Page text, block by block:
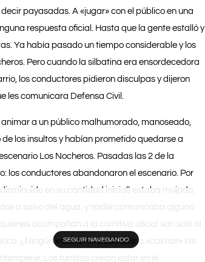
payasadas. A «jugar» con el público en una
respuesta oficial. Hasta que la gente estalló y
Ya había pasado un tiempo considerable y los
Pero cuando la silbatina era ensordecedora
los conductores pidieron disculpas y dijeron
les comunicara Defensa Civil.
a un público malhumorado, manoseado,
los insultos y habían prometido quedarse a
Los Nocheros. Pasadas las 2 de la
los conductores abandonaron el escenario. Por
en su cantidad inicial) estaba mojado,
a salvo del agua, y nadie comunicaba alguna
acompañan a la comitiva oficial van solo al
¿Ningún «nochero» pudo salir a «calmar» las
Los turistas creían estar en el
CONTENIDOS DE ESTE SITIO WEB
ESTA EN ACTUALIZACIÓN
SEGUIR NAVEGANDO